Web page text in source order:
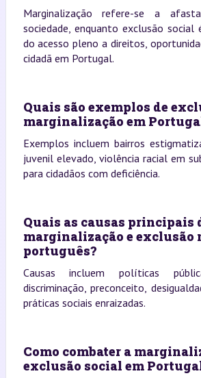
Marginalização refere-se a
sociedade, enquanto exclusão social
do acesso pleno a direitos,
cidadã em Portugal.
Quais são exemplos de
marginalização em
Exemplos incluem bairros
juvenil elevado, violência racial em
para cidadãos com deficiência.
Quais as causas principais
marginalização e exclusão
português?
Causas incluem políticas
discriminação, preconceito,
práticas sociais enraizadas.
Como combater a
exclusão social em